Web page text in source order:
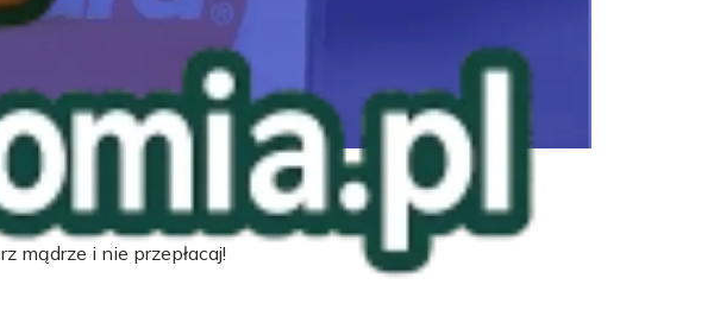
mądrze i nie przepłacaj!